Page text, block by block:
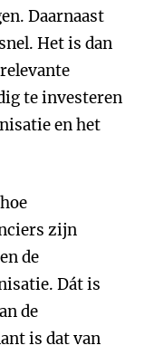
Daarnaast
Het is dan
te investeren
en het
zijn
de
Dát is
de
is dat van